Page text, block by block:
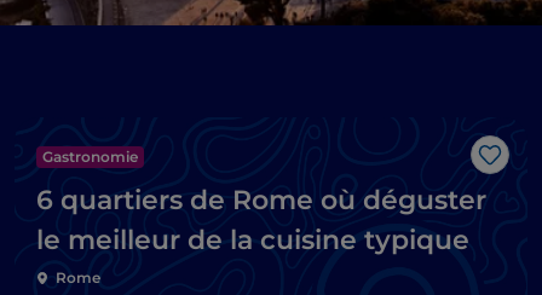
Gastronomie
6 quartiers de Rome où déguster
le meilleur de la cuisine typique
Rome